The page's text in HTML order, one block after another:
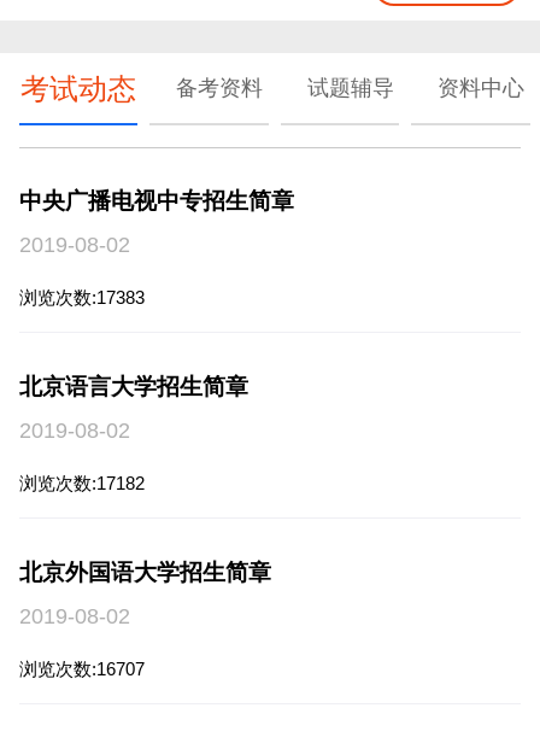
考试动态 备考资料 试题辅导 资料中心
中央广播电视中专招生简章
2019-08-02
浏览次数:17383
北京语言大学招生简章
2019-08-02
浏览次数:17182
北京外国语大学招生简章
2019-08-02
浏览次数:16707